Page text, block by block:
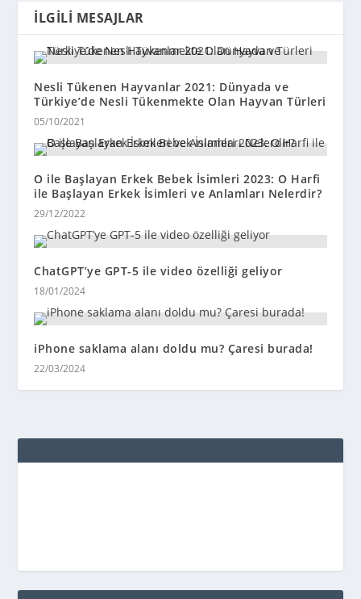
İLGILI MESAJLAR
Nesli Tükenen Hayvanlar 2021: Dünyada ve
Türkiye’de Nesli Tükenmekte Olan Hayvan Türleri
05/10/2021
O ile Başlayan Erkek Bebek İsimleri 2023: O Harfi
ile Başlayan Erkek İsimleri ve Anlamları Nelerdir?
29/12/2022
ChatGPT’ye GPT-5 ile video özelliği geliyor
18/01/2024
iPhone saklama alanı doldu mu? Çaresi burada!
22/03/2024